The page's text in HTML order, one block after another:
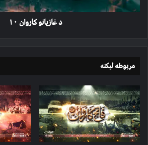
د غازیانو کاروان ۱۰
مربوطه لیکنه